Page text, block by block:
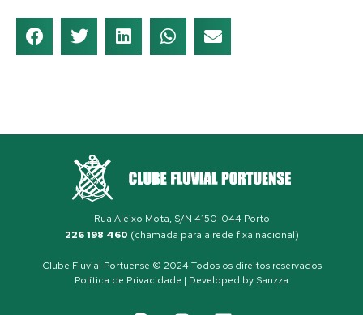
Rua Aleixo Mota, S/N 4150-044 Porto
226 198 460 (chamada para a rede fixa nacional)
Clube Fluvial Portuense © 2024 Todos os direitos reservados
Política de Privacidade | Developed by Sanzza